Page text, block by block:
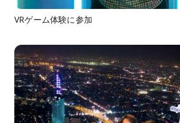
VRゲーム体験に参加